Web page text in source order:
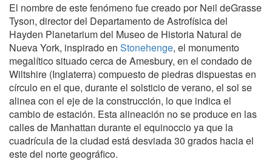
El nombre de este fenómeno fue creado por Neil deGrasse
Tyson, director del Departamento de Astrofísica del
Hayden Planetarium del Museo de Historia Natural de
Nueva York, inspirado en Stonehenge, el monumento
megalítico situado cerca de Amesbury, en el condado de
Wiltshire (Inglaterra) compuesto de piedras dispuestas en
círculo en el que, durante el solsticio de verano, el sol se
alinea con el eje de la construcción, lo que indica el
cambio de estación. Esta alineación no se produce en las
calles de Manhattan durante el equinoccio ya que la
cuadrícula de la ciudad está desviada 30 grados hacia el
este del norte geográfico.